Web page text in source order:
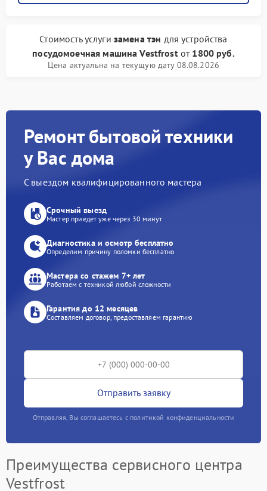
Стоимость услуги замена тэн для устройства
посудомоечная машина Vestfrostот 1800 руб.
Цена актуальна на текущую дату 08.08.2026
Ремонт бытовой техники
у Вас дома
С выездом квалифицированного мастера
Срочный выезд
Мастер приедет уже через 30 минут
Диагностика и осмотр бесплатно
Определим причину поломки бесплатно
Мастера со стажем 7+ лет
Работаем с техникой любой сложности
Гарантия до 12 месяцев
Составляем договор, предоставляем гарантию
Отправить заявку
Отправляя, Вы соглашаетесь с политикой конфиденциальности
Преимущества сервисного центра
Vestfrost